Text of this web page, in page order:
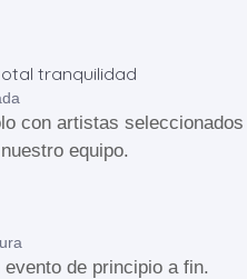
tranquilidad
con artistas
equipo.
de principio a fin.